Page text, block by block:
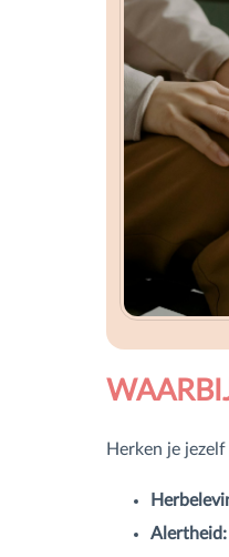
Herken je
Alertheid: